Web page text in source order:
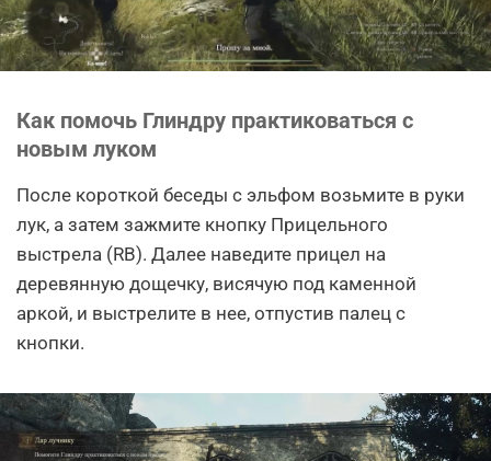
Как помочь Глиндру практиковаться с
новым луком
После короткой беседы с эльфом возьмите в руки
лук, а затем зажмите кнопку Прицельного
выстрела (RB). Далее наведите прицел на
деревянную дощечку, висячую под каменной
аркой, и выстрелите в нее, отпустив палец с
кнопки.